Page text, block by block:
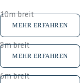
10m breit
MEHR ERFAHREN
8m breit
MEHR ERFAHREN
6m breit